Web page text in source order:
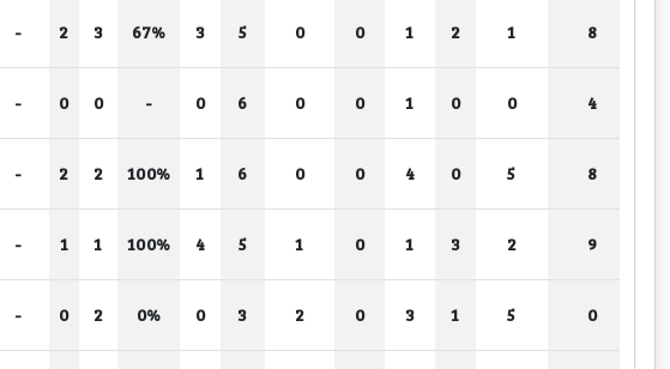
- 2 3 67% 3 5 0 0 1 2 1 8
- 0 0 - 0 6 0 0 1 0 0 4
- 2 2 100% 1 6 0 0 4 0 5 8
- 1 1 100% 4 5 1 0 1 3 2 9
- 0 2 0% 0 3 2 0 3 1 5 0